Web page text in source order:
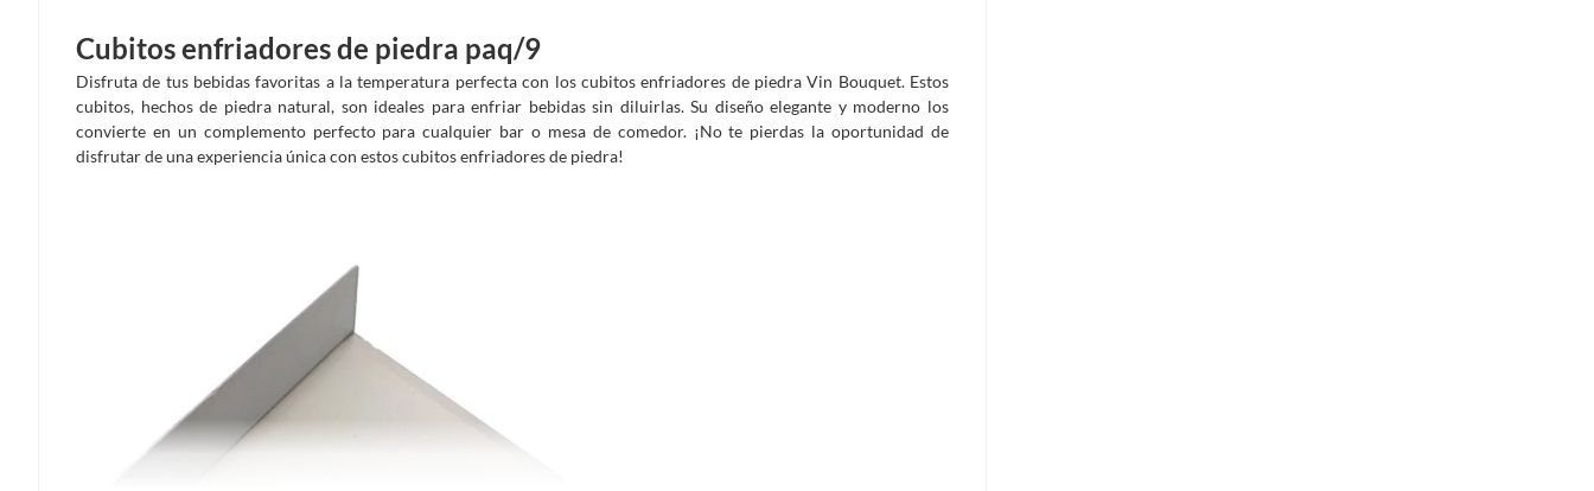
Cubitos enfriadores de piedra paq/9
Disfruta de tus bebidas favoritas a la temperatura perfecta con los cubitos enfriadores de piedra Vin Bouquet. Estos
cubitos, hechos de piedra natural, son ideales para enfriar bebidas sin diluirlas. Su diseño elegante y moderno los
convierte en un complemento perfecto para cualquier bar o mesa de comedor. ¡No te pierdas la oportunidad de
disfrutar de una experiencia única con estos cubitos enfriadores de piedra!